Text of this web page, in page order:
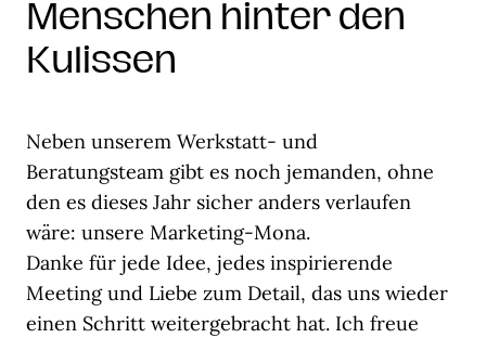
Menschen hinter den
Kulissen
Neben unserem Werkstatt- und
Beratungsteam gibt es noch jemanden, ohne
den es dieses Jahr sicher anders verlaufen
wäre: unsere Marketing-Mona.
Danke für jede Idee, jedes inspirierende
Meeting und Liebe zum Detail, das uns wieder
einen Schritt weitergebracht hat. Ich freue